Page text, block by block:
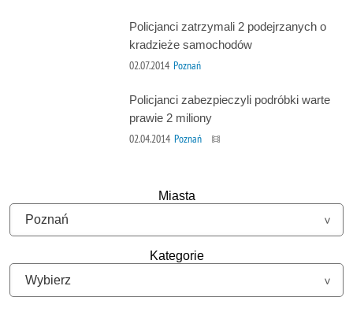
Policjanci zatrzymali 2 podejrzanych o
kradzieże samochodów
02.07.2014 Poznań
Policjanci zabezpieczyli podróbki warte
prawie 2 miliony
02.04.2014 Poznań
Miasta
Kategorie